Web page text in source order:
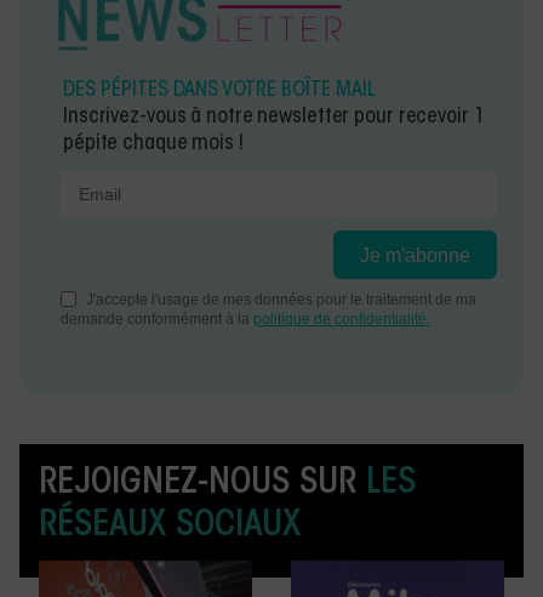
DES PÉPITES DANS VOTRE BOÎTE MAIL
Inscrivez-vous à notre newsletter pour recevoir 1
pépite chaque mois !
REJOIGNEZ-NOUS SUR LES
RÉSEAUX SOCIAUX